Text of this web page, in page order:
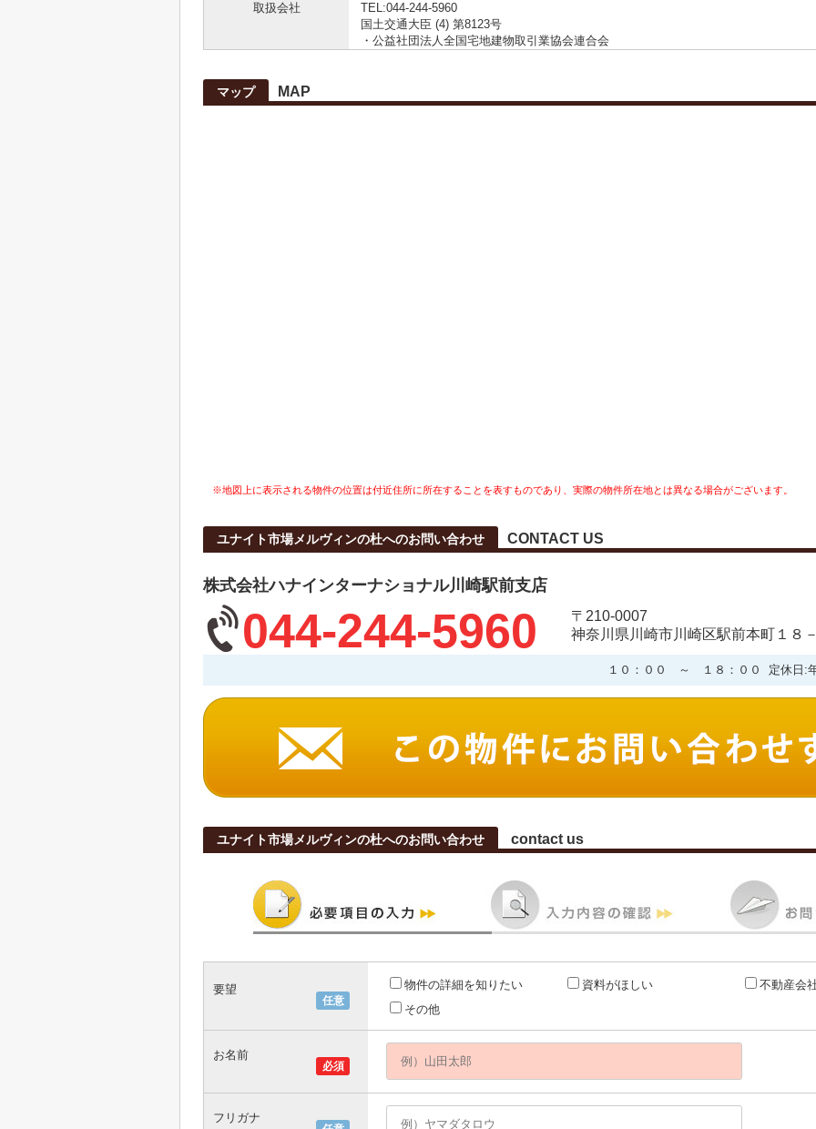
取扱会社
TEL:044-244-5960
国土交通大臣 (4) 第8123号
・公益社団法人全国宅地建物取引業協会連合会
マップ MAP
※地図上に表示される物件の位置は付近住所に所在することを表すものであり、実際の物件所在地とは異なる場合がございます。
ユナイト市場メルヴィンの杜へのお問い合わせ CONTACT US
株式会社ハナインターナショナル川崎駅前支店
044-244-5960
〒210-0007
神奈川県川崎市川崎区駅前本町１８
１０：００ ～ １８：００ 定休日:
ユナイト市場メルヴィンの杜へのお問い合わせ contact us
任意
要望 物件の詳細を知りたい 資料がほしい
不動産会
その他
必須
お名前
フリガナ